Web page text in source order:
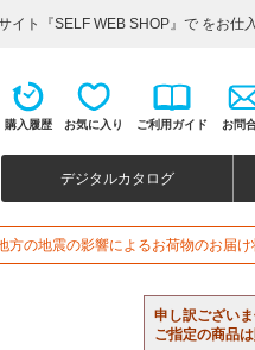
ト『SELF WEB SHOP』で をお仕
購入履歴 お気に入り ご利用ガイド お問
デジタルカタログ
方の地震の影響によるお荷物のお届
申し訳ございま
ご指定の商品